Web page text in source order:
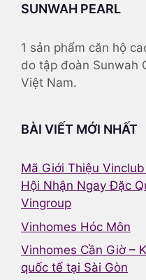
SUNWAH PEARL
1 sản phẩm căn hộ
do tập đoàn Sunwah
Việt Nam.
BÀI VIẾT MỚI NHẤT
Mã Giới Thiệu Vinclub
Hội Nhận Ngay Đặc
Vingroup
Vinhomes Hóc Môn
Vinhomes Cần Giờ –
quốc tế tại Sài Gòn